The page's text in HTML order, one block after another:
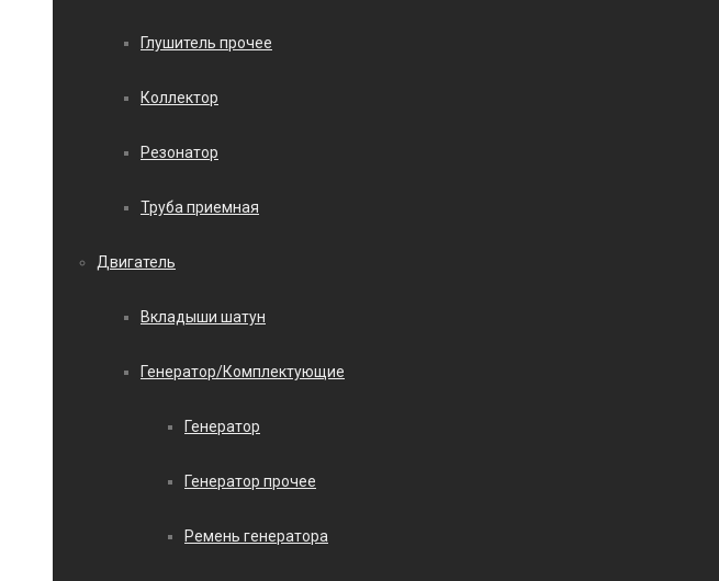
Глушитель прочее
Коллектор
Резонатор
Труба приемная
Двигатель
Вкладыши шатун
Генератор/Комплектующие
Генератор
Генератор прочее
Ремень генератора